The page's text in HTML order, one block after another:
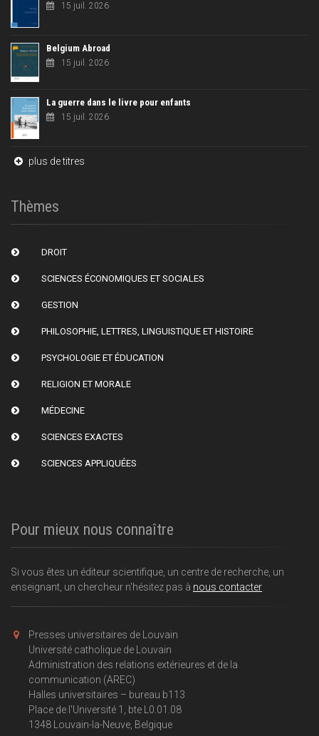
15 juil. 2026
Belgium Abroad
15 juil. 2026
La guerre dans le livre pour enfants
15 juil. 2026
plus de titres
Thèmes
DROIT
SCIENCES ÉCONOMIQUES ET SOCIALES
GESTION
PHILOSOPHIE, LETTRES, LINGUISTIQUE ET HISTOIRE
PSYCHOLOGIE ET ÉDUCATION
RELIGION ET MORALE
MÉDECINE
SCIENCES EXACTES
SCIENCES APPLIQUÉES
Pour mieux nous connaître
Si vous êtes un éditeur scientifique, un centre de recherche, un
enseignant, un chercheur n'hésitez pas à nous contacter
Presses universitaires de Louvain
Université catholique de Louvain
Administration des relations extérieures et de la
communication (AREC)
Halles universitaires – bureau b113
Place de l'Université 1, bte L0.01.08
1348 Louvain-la-Neuve, Belgique